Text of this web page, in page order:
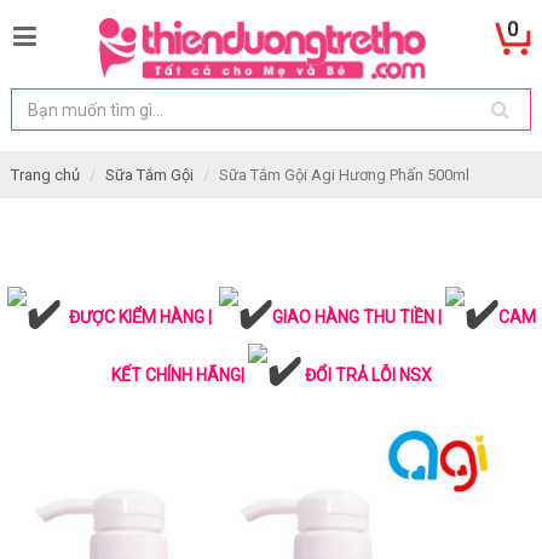
0
Trang chủ Sữa Tắm Gội Sữa Tắm Gội Agi Hương Phấn 500ml
ĐƯỢC KIỂM HÀNG | GIAO HÀNG THU TIỀN | CAM
KẾT CHÍNH HÃNG| ĐỔI TRẢ LỖI NSX